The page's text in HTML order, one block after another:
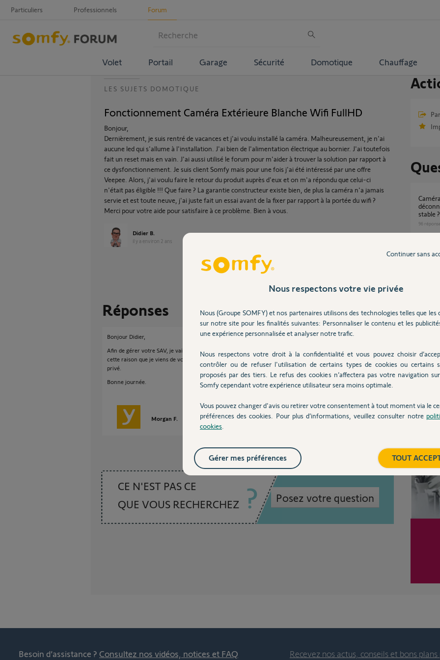
Particuliers Professionnels Forum
Volet Portail Garage Sécurité Domotique Chauffage
LES SUJETS DOMOTIQUE
Fonctionnement Caméra Extérieure Blanche Wifi FullHD
Bonjour,
Dernièrement, je suis rentré de vacances et j'ai voulu installé la caméra. Malheureusement, je n'ai
aucune led qui s'allume à l'installation. J'ai bien de l'alimentation électrique au bornier. J'ai toutefois
fait un reset mais en vain. J'ai aussi utilisé le forum pour m'aider à trouver la solution par rapport à
ce dysfonctionnement. Je suis client Somfy mais pour une fois j'ai été intéressé par une offre
Veepee. Alors, j'ai voulu faire le retour du produit auprès d'eux et on m'a répondu que celui-ci
n'était pas éligible !!! Que faire ? La garantie constructeur existe bien, de plus la caméra n'a jamais
servie et est toute neuve, j'ai juste fait un essai avant de la fixer par rapport à la portée du wifi ?
Merci pour votre aide pour satisfaire à ce problème. Bien à vous.
Didier B.
il y a environ 2 ans
Participer au fil de discussion
Réponses
Bonjour Didier,
Afin de gérer votre SAV, je vais avoir besoin d'informations personnelles et c'est pour
cette raison que je viens de vous envoyer un mail pour continuer votre dépannage en
privé.
Bonne journée.
Morgan F. il y a environ 2 ans
CE N'EST PAS CE
QUE VOUS RECHERCHEZ
Posez votre question
Caméras extérieures Somfy Protect qui se
stable ?
96
Ni
6réponses
5réponses
Besoin d’assistance ? Consultez nos vidéos, notices et FAQ Recevez nos actus, conseils et bons
Nous respectons votre vie privée
Nous (Groupe SOMFY) et nos partenaires utilisons des technologies telles que les
sur notre site pour les finalités suivantes: Personnaliser le contenu et les
une expérience personnalisée et analyser notre trafic.
Nous respectons votre droit à la confidentialité et vous pouvez choisir
contrôler ou de refuser l'utilisation de certains types de cookies ou certains
proposés par des tiers. Le refus des cookies n’affectera pas votre navigation
Somfy cependant votre expérience utilisateur sera moins optimale.
Vous pouvez changer d'avis ou retirer votre consentement à tout moment via le
préférences des cookies. Pour plus d’informations, veuillez consulter notre
cookies
Continuer sans
TOUT
Gérer mes préférences